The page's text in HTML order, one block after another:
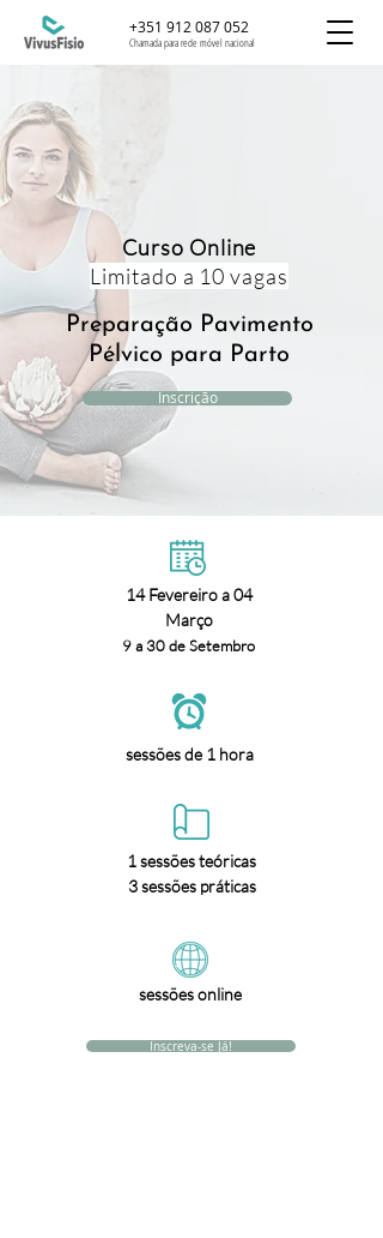
+351 912 087 052
Chamada para rede móvel nacional
Curso Online
Limitado a 10 vagas
Preparação Pavimento
Pélvico para Parto
Inscrição
14 Fevereiro a 04
Março
9 a 30 de Setembro
sessões de 1 hora
1 sessões teóricas
3 sessões práticas
sessões online
Inscreva-se Já!